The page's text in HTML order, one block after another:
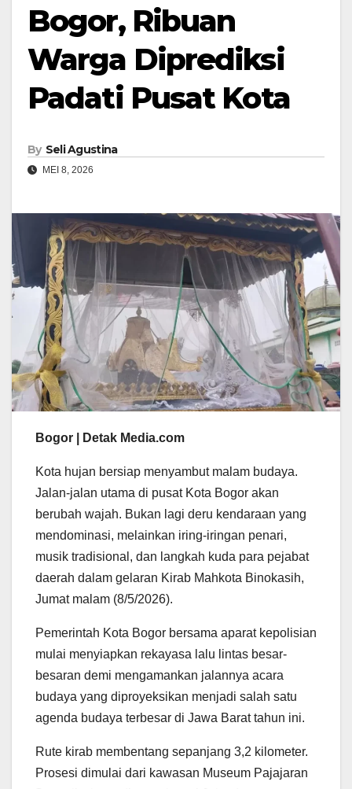
Bogor, Ribuan
Warga Diprediksi
Padati Pusat Kota
By Seli Agustina
MEI 8, 2026
Bogor | Detak Media.com
Kota hujan bersiap menyambut malam budaya.
Jalan-jalan utama di pusat Kota Bogor akan
berubah wajah. Bukan lagi deru kendaraan yang
mendominasi, melainkan iring-iringan penari,
musik tradisional, dan langkah kuda para pejabat
daerah dalam gelaran Kirab Mahkota Binokasih,
Jumat malam (8/5/2026).
Pemerintah Kota Bogor bersama aparat kepolisian
mulai menyiapkan rekayasa lalu lintas besar-
besaran demi mengamankan jalannya acara
budaya yang diproyeksikan menjadi salah satu
agenda budaya terbesar di Jawa Barat tahun ini.
Rute kirab membentang sepanjang 3,2 kilometer.
Prosesi dimulai dari kawasan Museum Pajajaran